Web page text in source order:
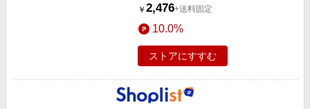
￥ 2,476+送料固定
10.0%
ストアにすすむ